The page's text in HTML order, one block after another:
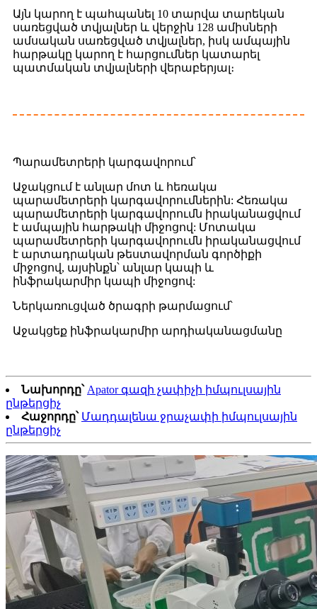
Այն կարող է պահպանել 10 տարվա տարեկան
սառեցված տվյալներ և վերջին 128 ամիսների
ամսական սառեցված տվյալներ, իսկ ամպային
հարթակը կարող է հարցումներ կատարել
պատմական տվյալների վերաբերյալ։
Պարամետրերի կարգավորում՝
Աջակցում է անլար մոտ և հեռակա
պարամետրերի կարգավորումներին: Հեռակա
պարամետրերի կարգավորումն իրականացվում
է ամպային հարթակի միջոցով: Մոտակա
պարամետրերի կարգավորումն իրականացվում
է արտադրական թեստավորման գործիքի
միջոցով, այսինքն՝ անլար կապի և
ինֆրակարմիր կապի միջոցով:
Ներկառուցված ծրագրի թարմացում՝
Աջակցեք ինֆրակարմիր արդիականացմանը
Նախորդը՝ Apator գազի չափիչի իմպուլսային
ընթերցիչ
Հաջորդը՝ Մադդալենա ջրաչափի իմպուլսային
ընթերցիչ